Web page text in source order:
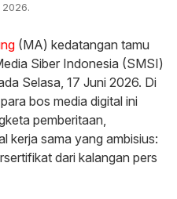
(MA) kedatangan tamu
Siber Indonesia (SMSI)
Selasa, 17 Juni 2026. Di
bos media digital ini
pemberitaan,
kerja sama yang ambisius:
dari kalangan pers